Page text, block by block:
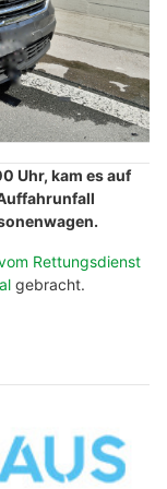
Uhr, kam es auf
Rettungsdienst
gebracht.